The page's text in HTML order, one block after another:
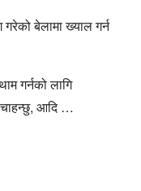
बेलामा ख्याल गर्न
गर्नको लागि
चाहन्छु, आदि …